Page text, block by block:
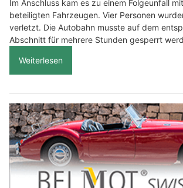
Im Anschluss kam es zu einem Folgeunfall
beteiligten Fahrzeugen. Vier Personen
verletzt. Die Autobahn musste auf dem
Abschnitt für mehrere Stunden gesperrt
Weiterlesen